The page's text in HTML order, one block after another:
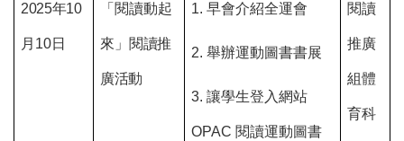
2025年10
月10日
「閱讀動起
來」 閱讀推
廣活動
1. 早會介紹全運會
2. 舉辦運動圖書書展
3. 讓學生登入網站
OPAC 閱讀運動圖書
閱讀
推廣
組體
育科